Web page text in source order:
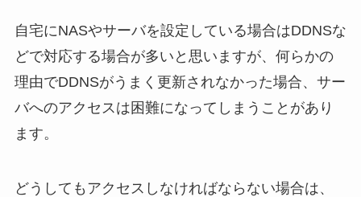
自宅にNASやサーバを設定している場合はDDNSな
どで対応する場合が多いと思いますが、何らかの
理由でDDNSがうまく更新されなかった場合、サー
バへのアクセスは困難になってしまうことがあり
ます。
どうしてもアクセスしなければならない場合は、